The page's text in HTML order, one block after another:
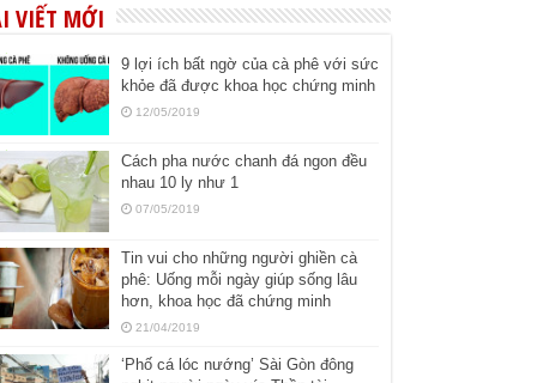
VIẾT MỚI
9 lợi ích bất ngờ của cà phê với sức
khỏe đã được khoa học chứng minh
12/05/2019
Cách pha nước chanh đá ngon đều
nhau 10 ly như 1
07/05/2019
Tin vui cho những người ghiền cà
phê: Uống mỗi ngày giúp sống lâu
hơn, khoa học đã chứng minh
21/04/2019
‘Phố cá lóc nướng’ Sài Gòn đông